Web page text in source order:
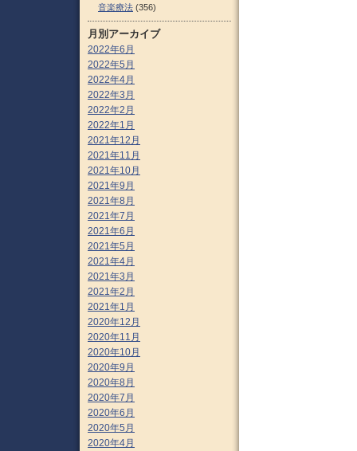
音楽療法 (356)
月別アーカイブ
2022年6月
2022年5月
2022年4月
2022年3月
2022年2月
2022年1月
2021年12月
2021年11月
2021年10月
2021年9月
2021年8月
2021年7月
2021年6月
2021年5月
2021年4月
2021年3月
2021年2月
2021年1月
2020年12月
2020年11月
2020年10月
2020年9月
2020年8月
2020年7月
2020年6月
2020年5月
2020年4月